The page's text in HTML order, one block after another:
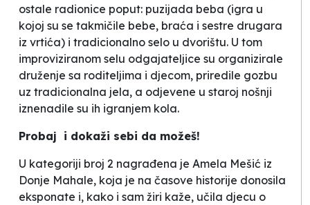
ostale radionice poput: puzijada beba (igra u
kojoj su se takmičile bebe, braća i sestre drugara
iz vrtića) i tradicionalno selo u dvorištu. U tom
improviziranom selu odgajateljice su organizirale
druženje sa roditeljima i djecom, priredile gozbu
uz tradicionalna jela, a odjevene u staroj nošnji
iznenadile su ih igranjem kola.
Probaj i dokaži sebi da možeš!
U kategoriji broj 2 nagrađena je Amela Mešić iz
Donje Mahale, koja je na časove historije donosila
eksponate i, kako i sam žiri kaže, učila djecu o